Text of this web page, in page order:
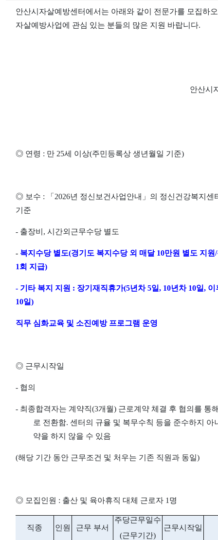
안산시자살예방센터에서는 아래와 같이 전문가를 모집하
자살예방사업에 관심 있는 분들의 많은 지원 바랍니다.
안산시
◎ 연령 : 만 25세 이상(주민등록상 생년월일 기준)
◎ 보수 : 「 2026년 정신보건사업안내 」 의 정신건강복지센
기준
- 출장비 , 시간외근무수당 별도
- 복지수당 별도(경기도 복지수당 외 매달 10만원 별도 지원/
1회 지급)
- 기타 복지 지원 : 장기재직휴가(5년차5일, 10년차 10일, 이
10일)
직무 심화교육 및 소진예방 프로그램 운영
◎ 근무시작일
- 협의
- 최종합격자는 계약직(3개월) 근로계약 체결 후 협의를 통
로 전환함. 센터의 규율 및 복무수칙 등을 준수하지 아
약을 하지 않을 수 있음
(해당 기간 동안 근무조건 및 처우는 기존 직원과 동일)
◎ 모집인원 : 출산 및 육아휴직 대체 근로자 1 명
직종 인원 근무 부서
주당근무일수
(근무기간)
근무시작일